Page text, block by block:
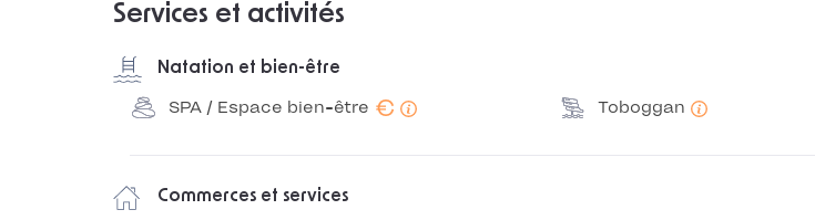
Services et activités
Natation et bien-être
SPA / Espace bien-être € Toboggan
Commerces et services